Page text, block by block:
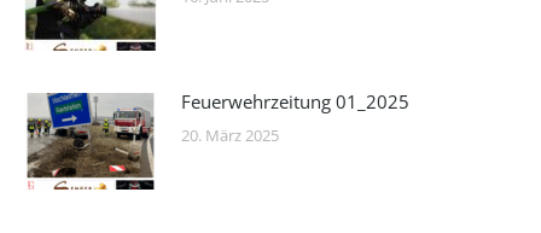
Feuerwehrzeitung 01_2025
20. März 2025